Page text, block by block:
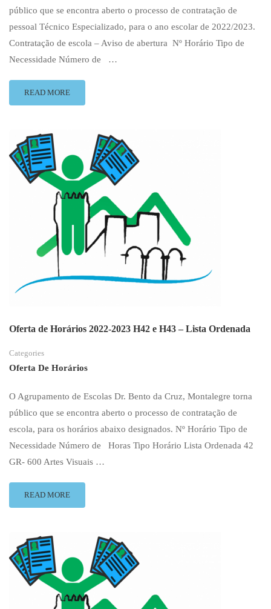
público que se encontra aberto o processo de contratação de
pessoal Técnico Especializado, para o ano escolar de 2022/2023.
Contratação de escola – Aviso de abertura Nº Horário Tipo de
Necessidade Número de …
READ
MORE
DE
HORÁRIOS
2022-
2023
READ MORE
Oferta de Horários 2022-2023 H42 e H43 – Lista Ordenada
Categories
Oferta De Horários
O Agrupamento de Escolas Dr. Bento da Cruz, Montalegre torna
público que se encontra aberto o processo de contratação de
escola, para os horários abaixo designados. Nº Horário Tipo de
Necessidade Número de Horas Tipo Horário Lista Ordenada 42
GR- 600 Artes Visuais …
READ
MORE
DE
HORÁRIOS
2022-
2023
READ MORE